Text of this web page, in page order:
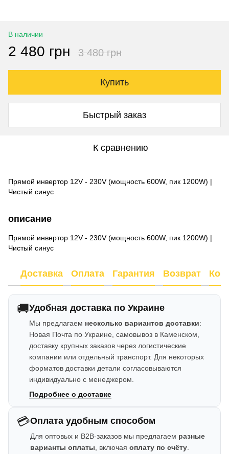
В наличии
2 480 грн 3 480 грн
Купить
Быстрый заказ
К сравнению
Прямой инвертор 12V - 230V (мощность 600W, пик 1200W) |
Чистый синус
описание
Прямой инвертор 12V - 230V (мощность 600W, пик 1200W) |
Чистый синус
Доставка Оплата Гарантия Возврат
🚚Удобная доставка по Украине
Мы предлагаем несколько вариантов доставки:
Новая Почта по Украине, самовывоз в Каменском,
доставку крупных заказов через логистические
компании или отдельный транспорт. Для некоторых
форматов доставки детали согласовываются
индивидуально с менеджером.
Подробнее о доставке
💳Оплата удобным способом
Для оптовых и B2B-заказов мы предлагаем разные
варианты оплаты , включая оплату по счёту